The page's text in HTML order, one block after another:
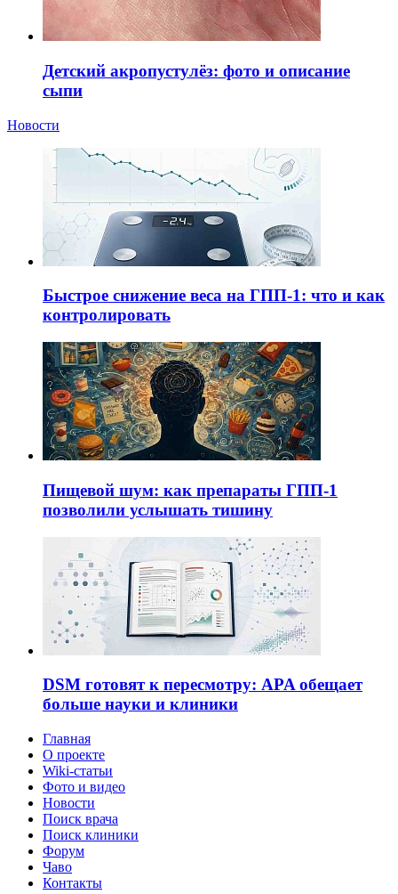
Детский акропустулёз: фото и описание
сыпи
Новости
Быстрое снижение веса на ГПП-1: что и как
контролировать
Пищевой шум: как препараты ГПП-1
позволили услышать тишину
DSM готовят к пересмотру: APA обещает
больше науки и клиники
Главная
О проекте
Wiki-статьи
Фото и видео
Новости
Поиск врача
Поиск клиники
Форум
Чаво
Контакты